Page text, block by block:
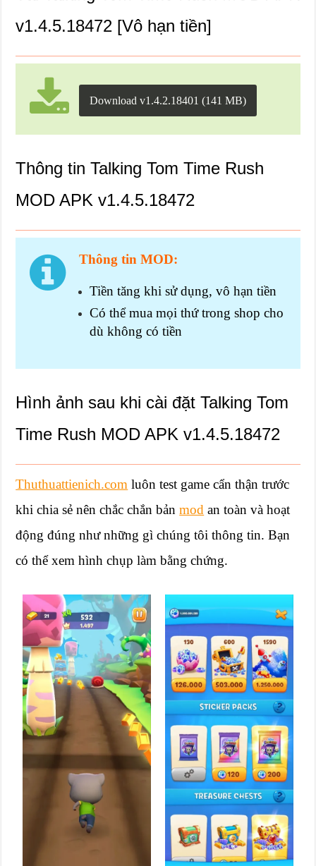
v1.4.5.18472 [Vô hạn tiền]
Download v1.4.2.18401 (141 MB)
Thông tin Talking Tom Time Rush
MOD APK v1.4.5.18472
Thông tin MOD:
Tiền tăng khi sử dụng, vô hạn tiền
Có thể mua mọi thứ trong shop cho
dù không có tiền
Hình ảnh sau khi cài đặt Talking Tom
Time Rush MOD APK v1.4.5.18472
Thuthuattienich.com luôn test game cẩn thận trước
khi chia sẻ nên chắc chắn bảnmod an toàn và hoạt
động đúng như những gì chúng tôi thông tin. Bạn
có thể xem hình chụp làm bằng chứng.